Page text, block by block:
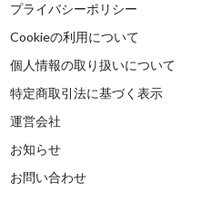
プライバシーポリシー
Cookieの利用について
個人情報の取り扱いについて
特定商取引法に基づく表示
運営会社
お知らせ
お問い合わせ